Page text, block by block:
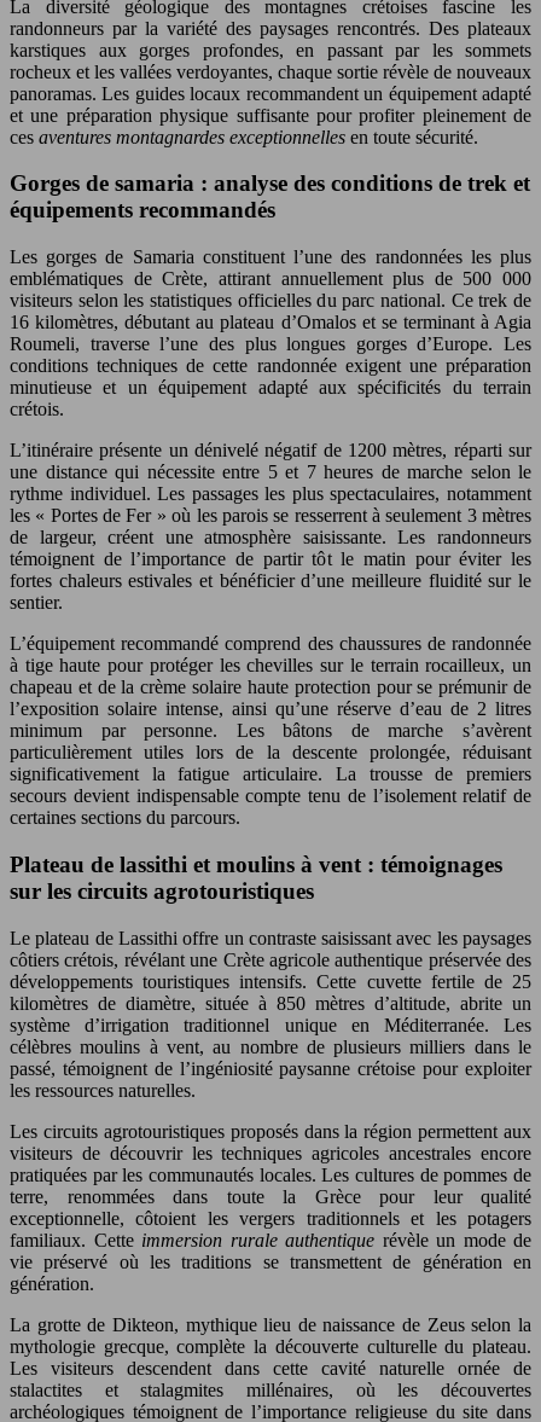
La diversité géologique des montagnes crétoises fascine les
randonneurs par la variété des paysages rencontrés. Des plateaux
karstiques aux gorges profondes, en passant par les sommets
rocheux et les vallées verdoyantes, chaque sortie révèle de nouveaux
panoramas. Les guides locaux recommandent un équipement adapté
et une préparation physique suffisante pour profiter pleinement de
ces aventures montagnardes exceptionnelles en toute sécurité.
Gorges de samaria : analyse des conditions de trek et
équipements recommandés
Les gorges de Samaria constituent l’une des randonnées les plus
emblématiques de Crète, attirant annuellement plus de 500 000
visiteurs selon les statistiques officielles du parc national. Ce trek de
16 kilomètres, débutant au plateau d’Omalos et se terminant à Agia
Roumeli, traverse l’une des plus longues gorges d’Europe. Les
conditions techniques de cette randonnée exigent une préparation
minutieuse et un équipement adapté aux spécificités du terrain
crétois.
L’itinéraire présente un dénivelé négatif de 1200 mètres, réparti sur
une distance qui nécessite entre 5 et 7 heures de marche selon le
rythme individuel. Les passages les plus spectaculaires, notamment
les « Portes de Fer » où les parois se resserrent à seulement 3 mètres
de largeur, créent une atmosphère saisissante. Les randonneurs
témoignent de l’importance de partir tôt le matin pour éviter les
fortes chaleurs estivales et bénéficier d’une meilleure fluidité sur le
sentier.
L’équipement recommandé comprend des chaussures de randonnée
à tige haute pour protéger les chevilles sur le terrain rocailleux, un
chapeau et de la crème solaire haute protection pour se prémunir de
l’exposition solaire intense, ainsi qu’une réserve d’eau de 2 litres
minimum par personne. Les bâtons de marche s’avèrent
particulièrement utiles lors de la descente prolongée, réduisant
significativement la fatigue articulaire. La trousse de premiers
secours devient indispensable compte tenu de l’isolement relatif de
certaines sections du parcours.
Plateau de lassithi et moulins à vent : témoignages
sur les circuits agrotouristiques
Le plateau de Lassithi offre un contraste saisissant avec les paysages
côtiers crétois, révélant une Crète agricole authentique préservée des
développements touristiques intensifs. Cette cuvette fertile de 25
kilomètres de diamètre, située à 850 mètres d’altitude, abrite un
système d’irrigation traditionnel unique en Méditerranée. Les
célèbres moulins à vent, au nombre de plusieurs milliers dans le
passé, témoignent de l’ingéniosité paysanne crétoise pour exploiter
les ressources naturelles.
Les circuits agrotouristiques proposés dans la région permettent aux
visiteurs de découvrir les techniques agricoles ancestrales encore
pratiquées par les communautés locales. Les cultures de pommes de
terre, renommées dans toute la Grèce pour leur qualité
exceptionnelle, côtoient les vergers traditionnels et les potagers
familiaux. Cette immersion rurale authentique révèle un mode de
vie préservé où les traditions se transmettent de génération en
génération.
La grotte de Dikteon, mythique lieu de naissance de Zeus selon la
mythologie grecque, complète la découverte culturelle du plateau.
Les visiteurs descendent dans cette cavité naturelle ornée de
stalactites et stalagmites millénaires, où les découvertes
archéologiques témoignent de l’importance religieuse du site dans